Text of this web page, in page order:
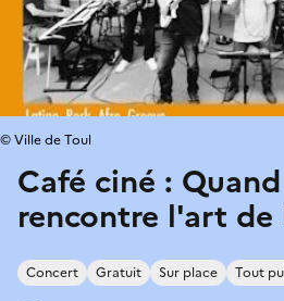
Café ciné :
rencontre l'art
Concert Gratuit Sur place Tout
© Ville de Toul